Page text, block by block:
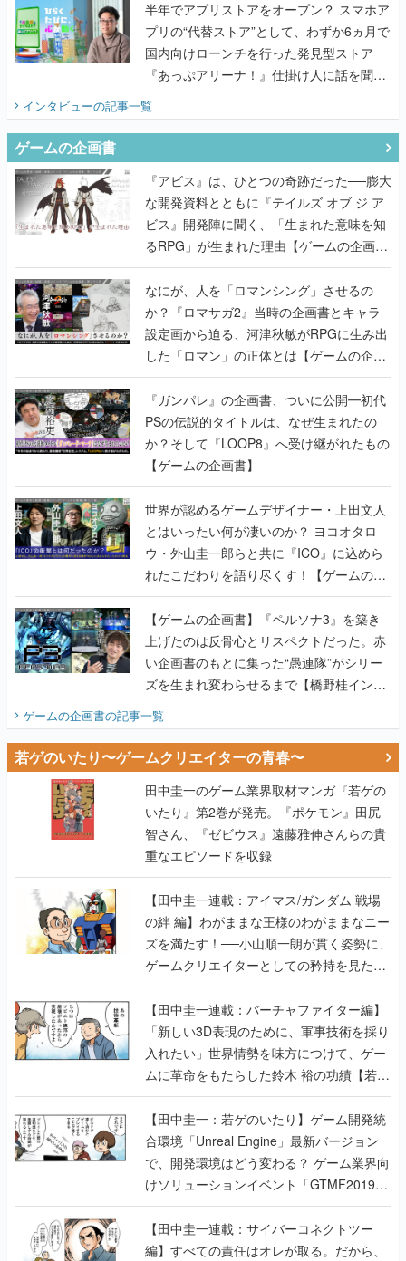
半年でアプリストアをオープン？ スマホア
プリの“代替ストア”として、わずか6ヵ月で
国内向けローンチを行った発見型ストア
『あっぷアリーナ！』仕掛け人に話を聞い
てみた
インタビューの記事一覧
ゲームの企画書
『アビス』は、ひとつの奇跡だった──膨大
な開発資料とともに『テイルズ オブ ジ ア
ビス』開発陣に聞く、「生まれた意味を知
るRPG」が生まれた理由【ゲームの企画
書】
なにが、人を「ロマンシング」させるの
か？『ロマサガ2』当時の企画書とキャラ
設定画から迫る、河津秋敏がRPGに生み出
した「ロマン」の正体とは【ゲームの企画
書】
『ガンパレ』の企画書、ついに公開━初代
PSの伝説的タイトルは、なぜ生まれたの
か？そして『LOOP8』へ受け継がれたもの
【ゲームの企画書】
世界が認めるゲームデザイナー・上田文人
とはいったい何が凄いのか？ ヨコオタロ
ウ・外山圭一郎らと共に『ICO』に込めら
れたこだわりを語り尽くす！【ゲームの企
画書】
【ゲームの企画書】『ペルソナ3』を築き
上げたのは反骨心とリスペクトだった。赤
い企画書のもとに集った“愚連隊”がシリー
ズを生まれ変わらせるまで【橋野桂インタ
ビュー】
ゲームの企画書の記事一覧
若ゲのいたり〜ゲームクリエイターの青春〜
田中圭一のゲーム業界取材マンガ『若ゲの
いたり』第2巻が発売。『ポケモン』田尻
智さん、『ゼビウス』遠藤雅伸さんらの貴
重なエピソードを収録
【田中圭一連載：アイマス/ガンダム 戦場
の絆 編】わがままな王様のわがままなニー
ズを満たす！──小山順一朗が貫く姿勢に、
ゲームクリエイターとしての矜持を見た
【若ゲのいたり最終回】
【田中圭一連載：バーチャファイター編】
「新しい3D表現のために、軍事技術を採り
入れたい」世界情勢を味方につけて、ゲー
ムに革命をもたらした鈴木 裕の功績【若ゲ
のいたり】
【田中圭一：若ゲのいたり】ゲーム開発統
合環境「Unreal Engine」最新バージョン
で、開発環境はどう変わる？ ゲーム業界向
けソリューションイベント「GTMF2019」
に行って、より理解を深めよう【PR】
【田中圭一連載：サイバーコネクトツー
編】すべての責任はオレが取る。だから、